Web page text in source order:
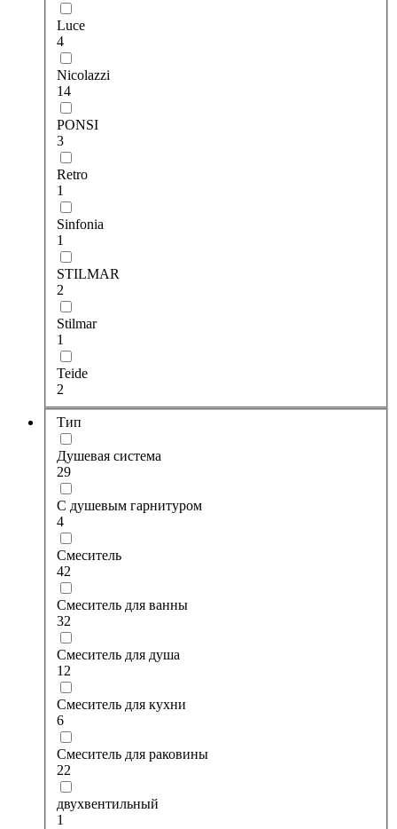
Luce
4
Nicolazzi
14
PONSI
3
Retro
1
Sinfonia
1
STILMAR
2
Stilmar
1
Teide
2
Тип
Душевая система
29
С душевым гарнитуром
4
Смеситель
42
Смеситель для ванны
32
Смеситель для душа
12
Смеситель для кухни
6
Смеситель для раковины
22
двухвентильный
1